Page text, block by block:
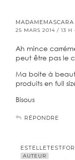
MADAMEMASCARA
25 MARS 2014 / 13 H
Ah mince
peut être pas le
Ma boite à
produits en full
Bisous
RÉPONDRE
AUTEUR